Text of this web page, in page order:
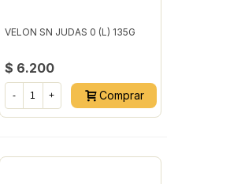
VELON SN JUDAS 0 (L) 135G
$ 6.200
- + Comprar